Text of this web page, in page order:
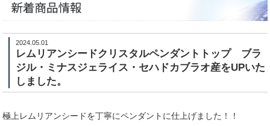
2024.05.01
レムリアンシードクリスタルペンダントトップ ブラ
ジル・ミナスジェライス・セハドカブラオ産をUPいた
しました。
極上レムリアンシードを丁寧にペンダントに仕上げました！！